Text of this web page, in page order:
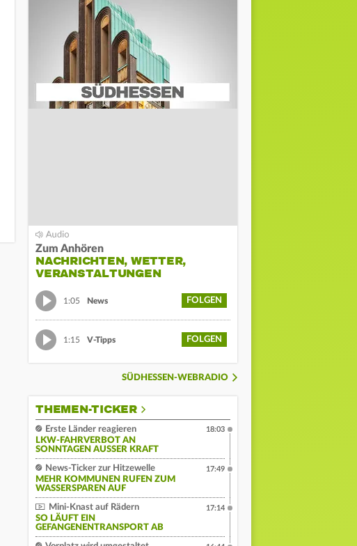
Zum Anhören
NACHRICHTEN, WETTER,
VERANSTALTUNGEN
1:05 News FOLGEN
1:15 V-Tipps FOLGEN
SÜDHESSEN-WEBRADIO
THEMEN-TICKER
Erste Länder reagieren
LKW-FAHRVERBOT AN
SONNTAGEN AUSSER KRAFT
18:03
News-Ticker zur Hitzewelle
MEHR KOMMUNEN RUFEN ZUM
WASSERSPAREN AUF
17:49
Mini-Knast auf Rädern
SO LÄUFT EIN
GEFANGENENTRANSPORT AB
17:14